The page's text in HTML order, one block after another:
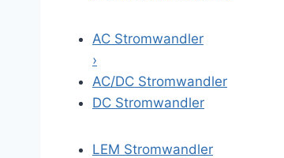
AC Stromwandler
›
AC/DC Stromwandler
DC Stromwandler
LEM Stromwandler